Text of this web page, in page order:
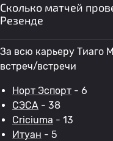
Сколько матчей
Резенде
За всю карьеру Тиаго
встреч/встречи
Норт Эспорт - 6
СЭСА - 38
Criciuma - 13
Итуан - 5